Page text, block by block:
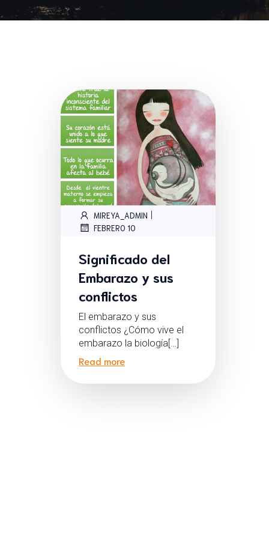
MIREYA_ADMIN
FEBRERO 10
Significado del
Embarazo y sus
conflictos
El embarazo y sus
conflictos ¿Cómo vive el
embarazo la biología[…]
Read more